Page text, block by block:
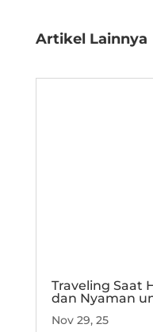
Artikel Lainnya
Traveling Saat
dan Nyaman
Nov 29, 25